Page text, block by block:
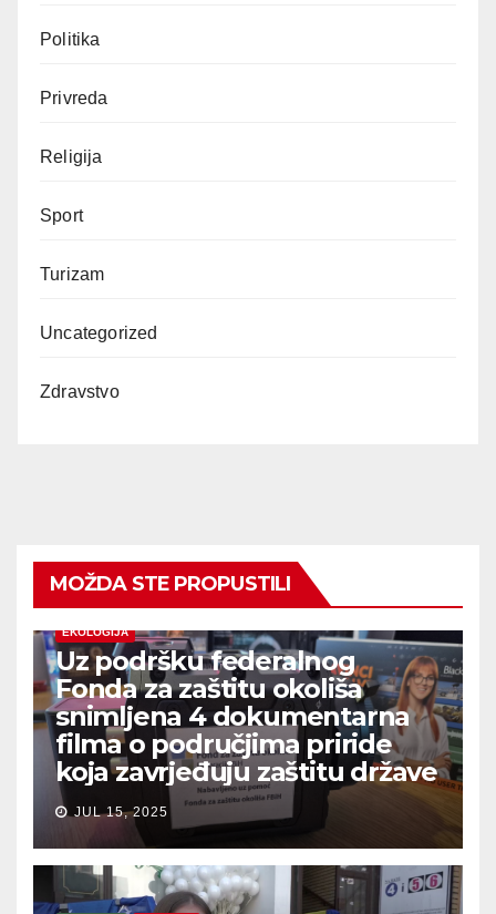
Politika
Privreda
Religija
Sport
Turizam
Uncategorized
Zdravstvo
MOŽDA STE PROPUSTILI
EKOLOGIJA
Uz podršku federalnog
Fonda za zaštitu okoliša
snimljena 4 dokumentarna
filma o područjima priride
koja zavrjeđuju zaštitu države
JUL 15, 2025